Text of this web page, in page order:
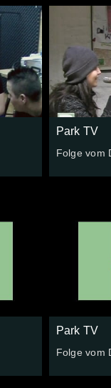
Park TV
Folge vom
Park TV
Folge vom